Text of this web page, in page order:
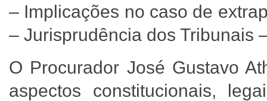
– Implicações no caso de
– Jurisprudência dos
O Procurador José Gustavo
aspectos constitucionais,